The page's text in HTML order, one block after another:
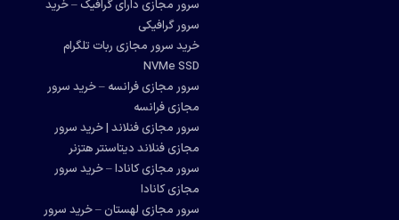
سرور مجازی دارای گرافیک – خرید
سرور گرافیکی
خرید سرور مجازی ربات تلگرام
NVMe SSD
سرور مجازی فرانسه – خرید سرور
مجازی فرانسه
سرور مجازی فنلاند | خرید سرور
مجازی فنلاند دیتاسنتر هتزنر
سرور مجازی کانادا – خرید سرور
مجازی کانادا
سرور مجازی لهستان – خرید سرور